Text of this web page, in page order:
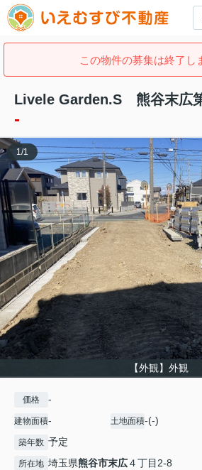
この物件の募集は終了し
Livele Garden.S 熊谷末広
-
【外観】外観
1/1
価格 -
建物面積- 土地面積-(-)
築年数 予定
所在地 埼玉県熊谷市末広４丁目2-8